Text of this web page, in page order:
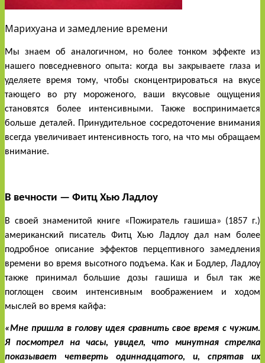
Марихуана и замедление времени
Мы знаем об аналогичном, но более тонком эффекте из
нашего повседневного опыта: когда вы закрываете глаза и
уделяете время тому, чтобы сконцентрироваться на вкусе
тающего во рту мороженого, ваши вкусовые ощущения
становятся более интенсивными. Также воспринимается
больше деталей. Принудительное сосредоточение внимания
всегда увеличивает интенсивность того, на что мы обращаем
внимание.
В вечности — Фитц Хью Ладлоу
В своей знаменитой книге «Пожиратель гашиша» (1857 г.)
американский писатель Фитц Хью Ладлоу дал нам более
подробное описание эффектов перцептивного замедления
времени во время высотного подъема. Как и Бодлер, Ладлоу
также принимал большие дозы гашиша и был так же
поглощен своим интенсивным воображением и ходом
мыслей во время кайфа:
«Мне пришла в голову идея сравнить свое время с чужим.
Я посмотрел на часы, увидел, что минутная стрелка
показывает четверть одиннадцатого, и, спрятав их